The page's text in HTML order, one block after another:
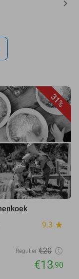
31%
9.3 star
Regulier €20
€13,90